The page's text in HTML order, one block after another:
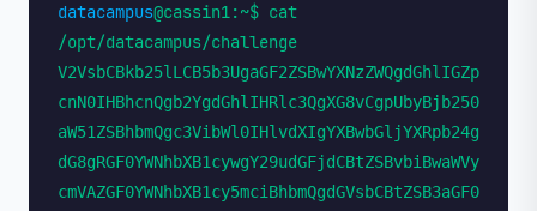
datacampus@cassin1:~$ cat
/opt/datacampus/challenge
V2VsbCBkb25lLCB5b3UgaGF2ZSBwYXNzZWQgdGhlIGZp
cnN0IHBhcnQgb2YgdGhlIHRlc3QgXG8vCgpUbyBjb250
aW51ZSBhbmQgc3VibWl0IHlvdXIgYXBwbGljYXRpb24g
dG8gRGF0YWNhbXB1cywgY29udGFjdCBtZSBvbiBwaWVy
cmVAZGF0YWNhbXB1cy5mciBhbmQgdGVsbCBtZSB3aGF0